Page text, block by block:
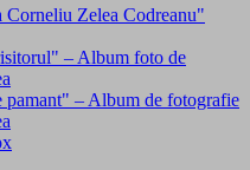
Zelea Codreanu"
– Album foto de
pamant" – Album de fotografie